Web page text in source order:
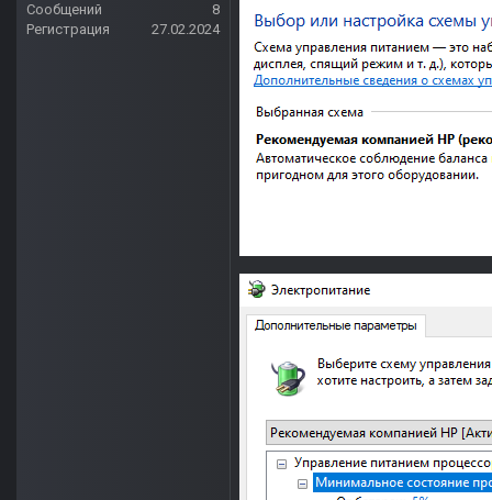
Сообщений
8
Регистрация
27.02.2024